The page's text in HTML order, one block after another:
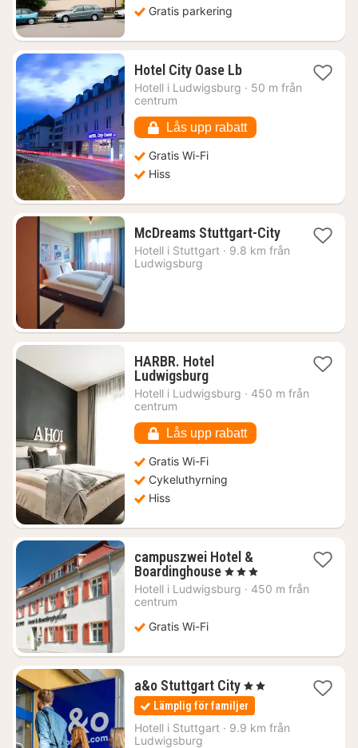
Gratis parkering
Hotel City Oase Lb1
natt
kr.
Hotell i Ludwigsburg · 50 m från
centrum
Lås upp rabatt
Gratis Wi-Fi
Hiss
McDreams Stuttgart-City1
natt
Hotell i Stuttgart · 9.8 km från
Ludwigsburg
HARBR. Hotel
Ludwigsburg1
natt
från
kr.
Hotell i Ludwigsburg · 450 m från
centrum
Lås upp rabatt
Gratis Wi-Fi
Cykeluthyrning
Hiss
campuszwei Hotel &
Boardinghouse1
natt
från
, 3 Stjärnor
Hotell i Ludwigsburg · 450 m från
centrum
Gratis Wi-Fi
a&o Stuttgart City2
nätter
för
935
, 2 Stjärnor
Lämplig för familjer
Hotell i Stuttgart · 9.9 km från
Ludwigsburg